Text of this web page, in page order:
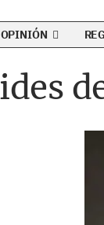
OPINIÓN